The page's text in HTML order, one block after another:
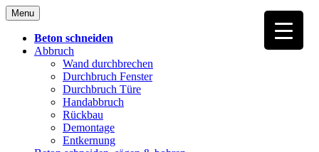
Skip
to
content
Menu
Beton schneiden
Abbruch
Wand durchbrechen
Durchbruch Fenster
Durchbruch Türe
Handabbruch
Rückbau
Demontage
Entkernung